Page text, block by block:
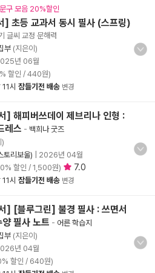
구 모음 20%할인
] 초등 교과서 동시 필사 (스프링)
글씨 교정 문해력
부 (지은이)
년 06월
할인 / 440원)
11시 잠들기전 배송 변경
] 해피버쓰데이 제브리나 인형 :
레스 - 백희나 굿즈
리보울)
2026년 04월
할인 / 1,500원) 7.0
11시 잠들기전 배송 변경
] [블루그린] 불경 필사 : 쓰면서
필사 노트 - 어른 학습지
부 (지은이)
년 04월
할인 / 640원)